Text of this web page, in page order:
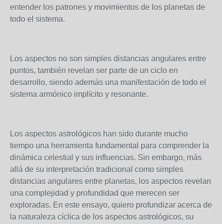
entender los patrones y movimientos de los planetas de
todo el sistema.
Los aspectos no son simples distancias angulares entre
puntos, también revelan ser parte de un ciclo en
desarrollo, siendo además una manifestación de todo el
sistema armónico implícito y resonante.
Los aspectos astrológicos han sido durante mucho
tiempo una herramienta fundamental para comprender la
dinámica celestial y sus influencias. Sin embargo, más
allá de su interpretación tradicional como simples
distancias angulares entre planetas, los aspectos revelan
una complejidad y profundidad que merecen ser
exploradas. En este ensayo, quiero profundizar acerca de
la naturaleza cíclica de los aspectos astrológicos, su